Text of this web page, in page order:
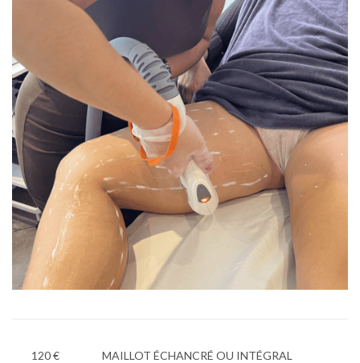
120 €
MAILLOT ÉCHANCRÉ OU INTÉGRAL